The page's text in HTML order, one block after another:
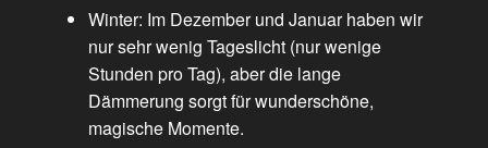
Winter: Im Dezember und Januar haben wir
nur sehr wenig Tageslicht (nur wenige
Stunden pro Tag), aber die lange
Dämmerung sorgt für wunderschöne,
magische Momente.